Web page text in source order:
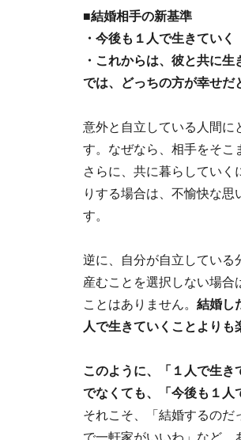
■結婚相手の新基準
・今後も１人で生きていく
・これからは、彼と共に生
では、どっちの方が幸せだ
意外と自立している人間に
す。なぜなら、相手をそこ
さらに、共に暮らしてい
りする場合は、不愉快な
す。
逆に、自分が自立している
産むことを選択しない場合
ことはありません。 結婚し
人で生きていくことよりも
このように、「１人で生
でなくても、「今後も１人
それこそ、「結婚するのだ
で一軒家がいいわ」など、